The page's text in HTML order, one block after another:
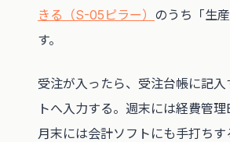
きる（S-05ピラー） のうち「生
す。
受注が入ったら、受注台帳に記
トへ入力する。週末には経費管理
月末には会計ソフトにも手打ち